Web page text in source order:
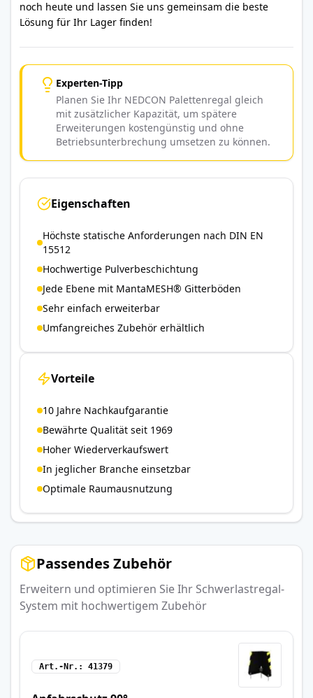
noch heute und lassen Sie uns gemeinsam die beste
Lösung für Ihr Lager finden!
Experten-Tipp
Planen Sie Ihr NEDCON Palettenregal gleich
mit zusätzlicher Kapazität, um spätere
Erweiterungen kostengünstig und ohne
Betriebsunterbrechung umsetzen zu können.
Eigenschaften
Höchste statische Anforderungen nach DIN EN
15512
Hochwertige Pulverbeschichtung
Jede Ebene mit MantaMESH® Gitterböden
Sehr einfach erweiterbar
Umfangreiches Zubehör erhältlich
Vorteile
10 Jahre Nachkaufgarantie
Bewährte Qualität seit 1969
Hoher Wiederverkaufswert
In jeglicher Branche einsetzbar
Optimale Raumausnutzung
Passendes Zubehör
Erweitern und optimieren Sie Ihr Schwerlastregal-
System mit hochwertigem Zubehör
Art.-Nr. 41379